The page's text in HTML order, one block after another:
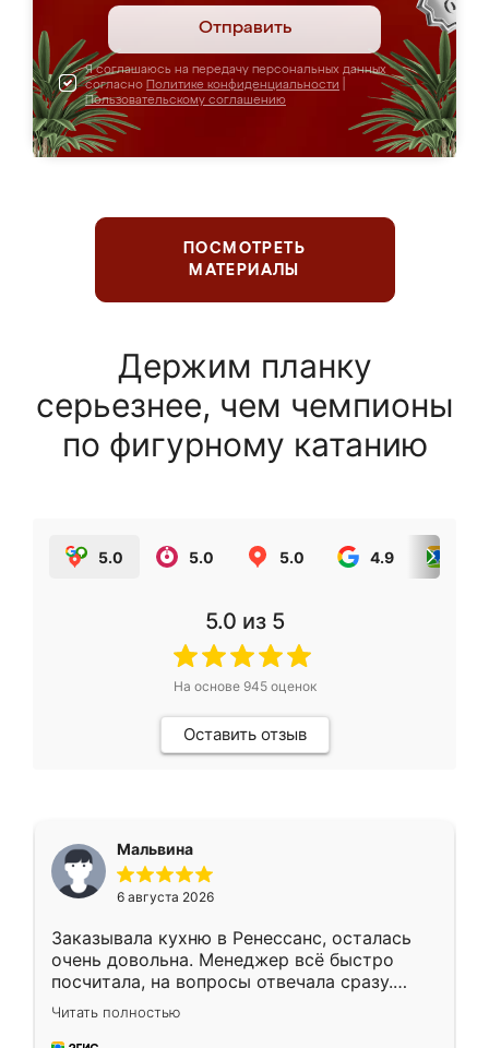
Отправить
Я соглашаюсь на передачу персональных данных
согласно Политике конфиденциальности
Пользовательскому соглашению
ПОСМОТРЕТЬ
МАТЕРИАЛЫ
Держим планку
серьезнее, чем чемпионы
по фигурному катанию
5.0 5.0 5.0 4.9
5.0 из 5
На основе 945оценок
Оставить отзыв
Мальвина
6 августа 2026
Заказывала кухню в Ренессанс, осталась
очень довольна. Менеджер всё быстро
посчитала, на вопросы отвечала сразу.
Замерщик приехал в субботу, подошёл к
делу со всей ответственностью. Собрали
Читать полностью